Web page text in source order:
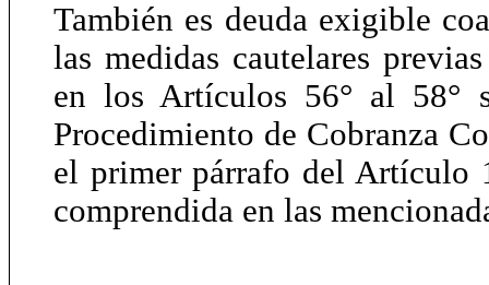
También es deuda exigible
las medidas cautelares
en los Artículos 56° al 58°
Procedimiento de Cobranza
el primer párrafo del Artículo
comprendida en las